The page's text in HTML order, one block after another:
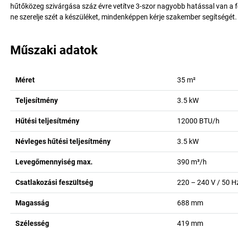
hűtőközeg szivárgása száz évre vetítve 3-szor nagyobb hatással van a
ne szerelje szét a készüléket, mindenképpen kérje szakember segítségét.
Műszaki adatok
Méret 35 m²
Teljesítmény 3.5 kW
Hűtési teljesítmény 12000 BTU/h
Névleges hűtési teljesítmény 3.5 kW
Levegőmennyiség max. 390 m³/h
Csatlakozási feszültség 220 – 240 V / 50
Magasság 688 mm
Szélesség 419 mm